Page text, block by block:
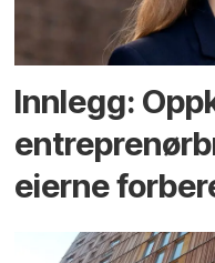
Innlegg:
eierne